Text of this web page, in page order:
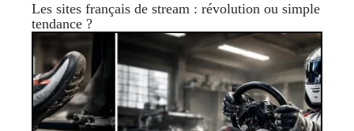
Les sites français de stream : révolution ou simple
tendance ?